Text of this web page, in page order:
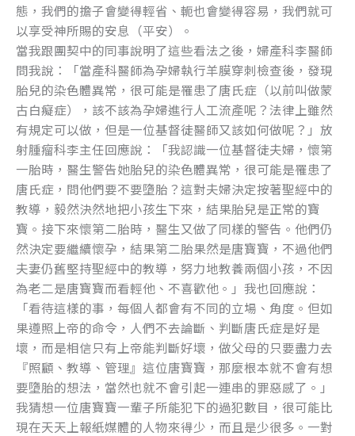
態，我們的擔子會變得輕省、軛也會變得容易，我們就可
以享受神所賜的安息（平安）。
當我跟團契中的同事說明了這些看法之後，婦產科李醫師
問我說：「當產科醫師為孕婦執行羊膜穿刺檢查後，發現
胎兒的染色體異常，很可能是罹患了唐氏症（以前叫做蒙
古白癡症），該不該為孕婦進行人工流產呢？法律上雖然
有規定可以做，但是一位基督徒醫師又該如何做呢？」放
射腫瘤科李主任回應說：「我認識一位基督徒夫婦，懷第
一胎時，醫生警告她胎兒的染色體異常，很可能是罹患了
唐氏症，問他們要不要墮胎？這對夫婦決定按著聖經中的
教導，毅然決然地把小孩生下來，結果胎兒是正常的寶
寶。接下來懷第二胎時，醫生又做了同樣的警告。他們仍
然決定要繼續懷孕，結果第二胎果然是唐寶寶，不過他們
夫妻仍舊堅持聖經中的教導，努力地教養兩個小孩，不因
為老二是唐寶寶而看輕他、不喜歡他。」我也回應說：
「看待這樣的事，每個人都會有不同的立場、角度。但如
果遵照上帝的命令，人們不去論斷、判斷唐氏症是好是
壞，而是相信只有上帝能判斷好壞，做父母的只要盡力去
『照顧、教導、管理』這位唐寶寶，那麼根本就不會有想
要墮胎的想法，當然也就不會引起一連串的罪惡感了。」
我猜想一位唐寶寶一輩子所能犯下的過犯數目，很可能比
現在天天上報紙媒體的人物來得少，而且是少很多。一對